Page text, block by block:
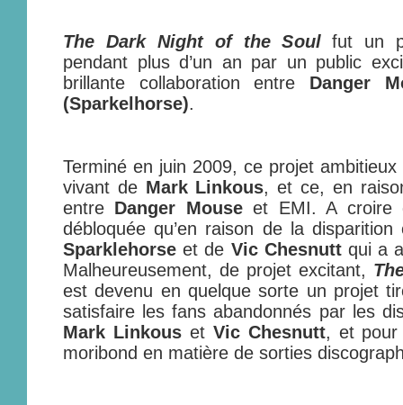
The Dark Night of the Soulfut un
pendant plus d’un an par un public
brillante collaboration entre Danger
(Sparkelhorse).
Terminé en juin 2009, ce projet
vivant de Mark Linkous, et ce, en
entre Danger Mouseet EMI. A croire
débloquée qu’en raison de la
Sparklehorse et de Vic Chesnuttqui a
Malheureusement, de projet excitant,
est devenu en quelque sorte un projet
satisfaire les fans abandonnés par les
Mark Linkous et Vic Chesnutt, et pour
moribond en matière de sorties